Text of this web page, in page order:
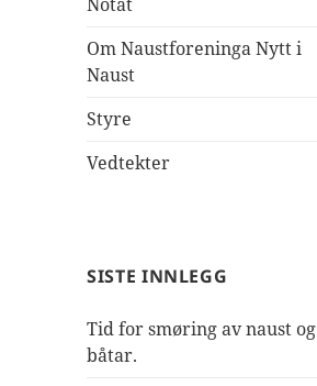
Om Naustforeninga Nytt i
Naust
Styre
Vedtekter
SISTE INNLEGG
Tid for smøring av naust og
båtar.